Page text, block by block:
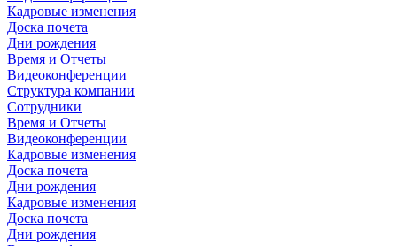
Кадровые изменения
Доска почета
Дни рождения
Время и Отчеты
Видеоконференции
Структура компании
Сотрудники
Время и Отчеты
Видеоконференции
Кадровые изменения
Доска почета
Дни рождения
Кадровые изменения
Доска почета
Дни рождения